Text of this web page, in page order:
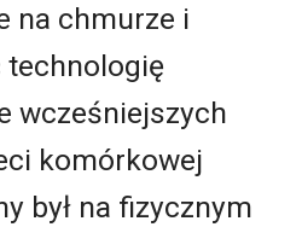
na chmurze i
wcześniejszych
komórkowej
był na fizycznym